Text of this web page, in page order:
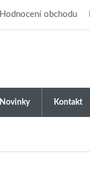
Hodnocení obchodu
Novinky Kontakt